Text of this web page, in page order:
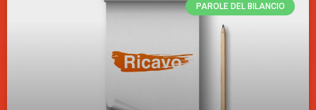
PAROLE DEL BILANCIO